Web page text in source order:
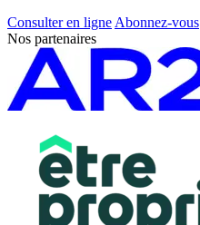
Consulter en ligne Abonnez-vous
Nos partenaires